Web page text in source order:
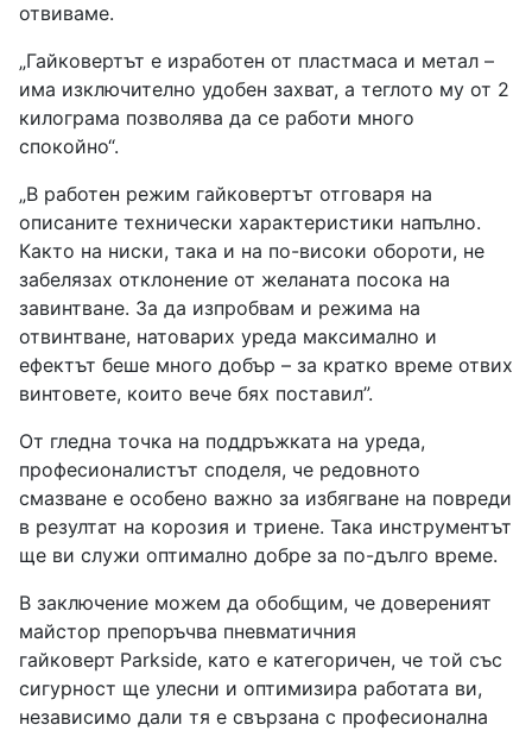
отвиваме.
„Гайковертът е изработен от пластмаса и метал –
има изключително удобен захват, а теглото му от 2
килограма позволява да се работи много
спокойно“.
„В работен режим гайковертът отговаря на
описаните технически характеристики напълно.
Както на ниски, така и на по-високи обороти, не
забелязах отклонение от желаната посока на
завинтване. За да изпробвам и режима на
отвинтване, натоварих уреда максимално и
ефектът беше много добър – за кратко време отвих
винтовете, които вече бях поставил”.
От гледна точка на поддръжката на уреда,
професионалистът споделя, че редовното
смазване е особено важно за избягване на повреди
в резултат на корозия и триене. Така инструментът
ще ви служи оптимално добре за по-дълго време.
В заключение можем да обобщим, че довереният
майстор препоръчва пневматичния
гайковерт Parkside, като е категоричен, че той със
сигурност ще улесни и оптимизира работата ви,
независимо дали тя е свързана с професионална